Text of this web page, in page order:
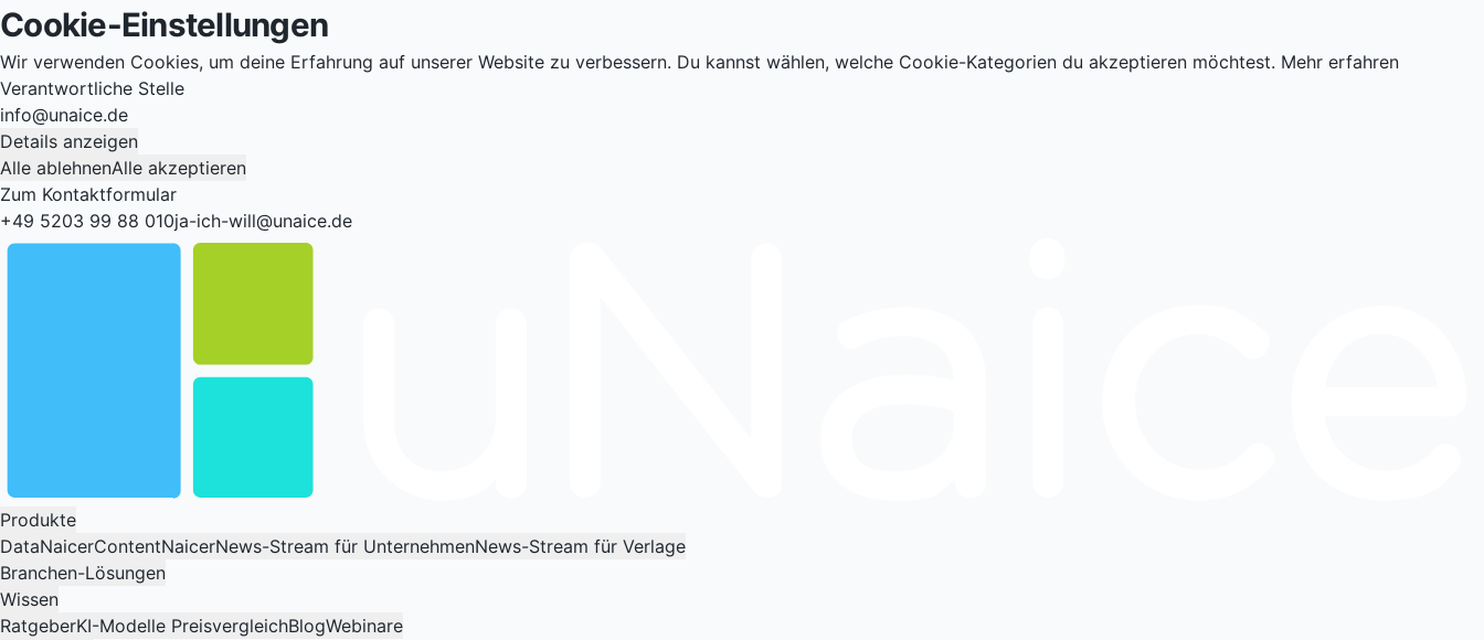
Cookie-Einstellungen
Wir verwenden Cookies, um deine Erfahrung auf unserer Website zu verbessern. Du kannst wählen, welche Cookie-Kategorien du akzeptieren möchtest. Mehr erfahren
Verantwortliche Stelle
info@unaice.de
Details anzeigen
Alle ablehnenAlle akzeptieren
Zum Kontaktformular
+49 5203 99 88 010ja-ich-will@unaice.de
Produkte
DataNaicerContentNaicerNews-Stream für UnternehmenNews-Stream für Verlage
Branchen-Lösungen
Wissen
RatgeberKI-Modelle PreisvergleichBlogWebinare